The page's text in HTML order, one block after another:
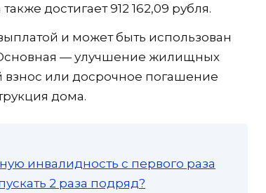
достигает 912 162,09 рубля.
и может быть использован
— улучшение жилищных
взнос или досрочное погашение
дома.
инвалидность с первого раза
2 раза подряд?